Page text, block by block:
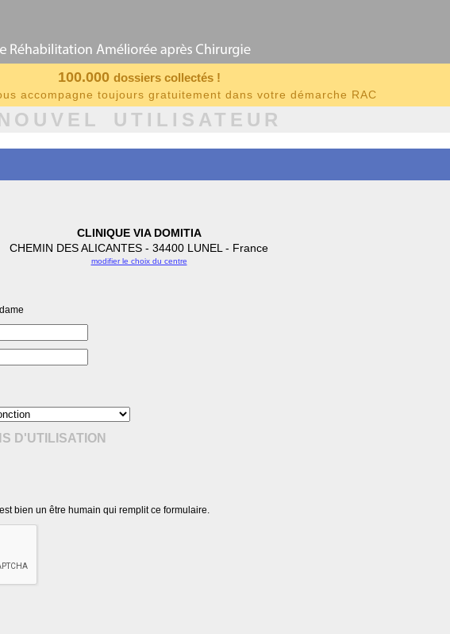
100.000 dossiers collectés !
accompagne toujours gratuitement dans votre démarche RAC
UTILISATEUR
CLINIQUE VIA DOMITIA
CHEMIN DES ALICANTES - 34400 LUNEL - France
modifier le choix du centre
D'UTILISATION
bien un être humain qui remplit ce formulaire.